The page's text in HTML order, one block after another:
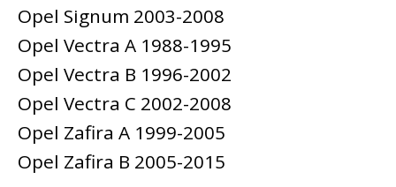
Opel Signum 2003-2008
Opel Vectra A 1988-1995
Opel Vectra B 1996-2002
Opel Vectra C 2002-2008
Opel Zafira A 1999-2005
Opel Zafira B 2005-2015